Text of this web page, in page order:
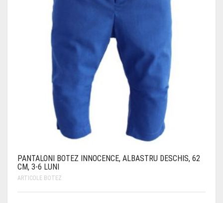
PANTALONI BOTEZ INNOCENCE, ALBASTRU DESCHIS, 62
CM, 3-6 LUNI
ARTICOLE BOTEZ